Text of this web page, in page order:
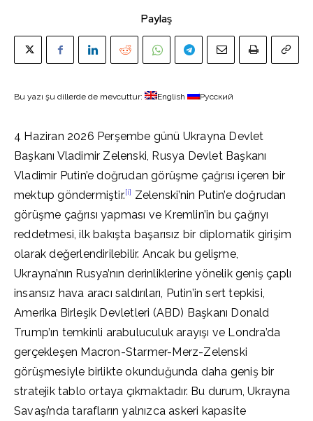
Paylaş
Bu yazı şu dillerde de mevcuttur: English Русский
4 Haziran 2026 Perşembe günü Ukrayna Devlet
Başkanı Vladimir Zelenski, Rusya Devlet Başkanı
Vladimir Putin’e doğrudan görüşme çağrısı içeren bir
mektup göndermiştir.[i] Zelenski’nin Putin’e doğrudan
görüşme çağrısı yapması ve Kremlin’in bu çağrıyı
reddetmesi, ilk bakışta başarısız bir diplomatik girişim
olarak değerlendirilebilir. Ancak bu gelişme,
Ukrayna’nın Rusya’nın derinliklerine yönelik geniş çaplı
insansız hava aracı saldırıları, Putin’in sert tepkisi,
Amerika Birleşik Devletleri (ABD) Başkanı Donald
Trump’ın temkinli arabuluculuk arayışı ve Londra’da
gerçekleşen Macron-Starmer-Merz-Zelenski
görüşmesiyle birlikte okunduğunda daha geniş bir
stratejik tablo ortaya çıkmaktadır. Bu durum, Ukrayna
Savaşı’nda tarafların yalnızca askeri kapasite